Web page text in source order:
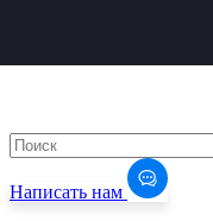
Написать нам